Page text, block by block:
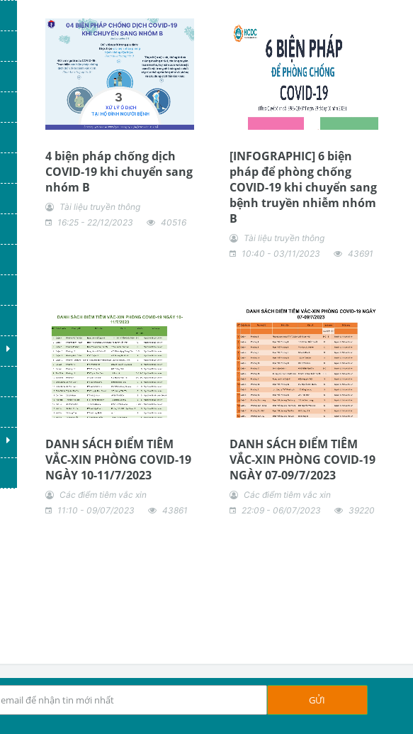
4 biện pháp chống dịch
COVID-19 khi chuyển sang
nhóm B
Tài liệu truyền thông
16:25 - 22/12/2023
40516
[INFOGRAPHIC] 6 biện
pháp để phòng chống
COVID-19 khi chuyển sang
bệnh truyền nhiễm nhóm
B
Tài liệu truyền thông
10:40 - 03/11/2023
43691
DANH SÁCH ĐIỂM TIÊM
VẮC-XIN PHÒNG COVID-19
NGÀY 10-11/7/2023
Các điểm tiêm vắc xin
11:10 - 09/07/2023
43861
DANH SÁCH ĐIỂM TIÊM
VẮC-XIN PHÒNG COVID-19
NGÀY 07-09/7/2023
Các điểm tiêm vắc xin
22:09 - 06/07/2023
39220